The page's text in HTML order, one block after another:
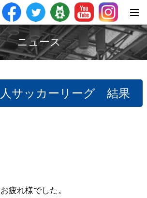
ニュース
人サッカーリーグ 結果
疲れ様でした。